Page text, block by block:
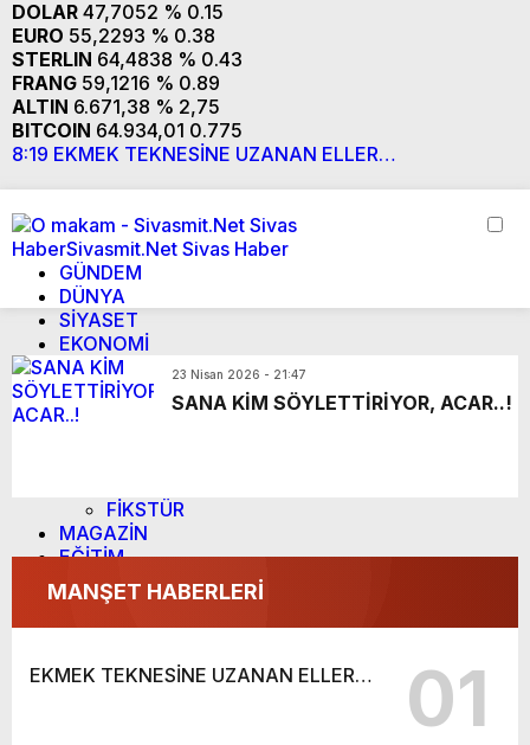
DOLAR 47,7052 % 0.15
EURO 55,2293 % 0.38
STERLIN 64,4838 % 0.43
FRANG 59,1216 % 0.89
ALTIN 6.671,38 % 2,75
BITCOIN 64.934,01 0.775
8:19 EKMEK TEKNESİNE UZANAN ELLER…
GÜNDEM
DÜNYA
SİYASET
EKONOMİ
CANLI BORSA
HİSSELER
PARİTELER
FİKSTÜR
MAGAZİN
EĞİTİM
SAĞLIK
YAŞAM
TEKNOLOJİ
WhatsApp İhbar Hattı
Web sitemizde yer alan haber içerikleri izin
23 Nisan 2026 - 21:47
SANA KİM SÖYLETTİRİYOR, ACAR..!
MANŞET HABERLERİ
EKMEK TEKNESİNE UZANAN ELLER… 01